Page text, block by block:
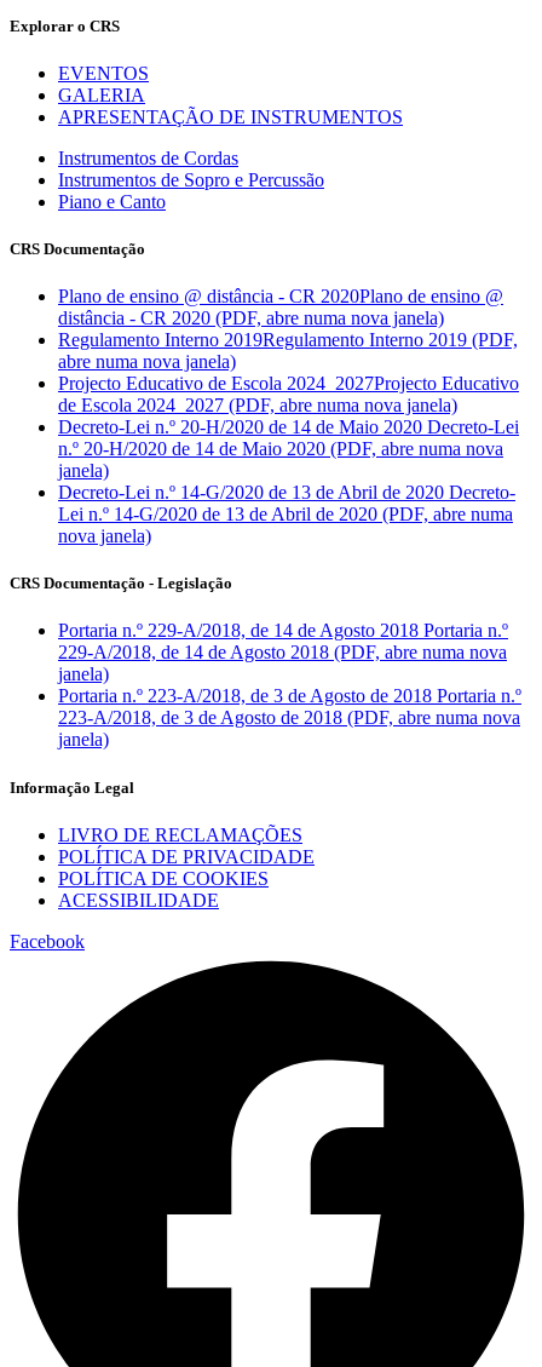
Explorar o CRS
EVENTOS
GALERIA
APRESENTAÇÃO DE INSTRUMENTOS
Instrumentos de Cordas
Instrumentos de Sopro e Percussão
Piano e Canto
CRS Documentação
Plano de ensino @ distância - CR 2020Plano de ensino @
distância - CR 2020 (PDF, abre numa nova janela)
Regulamento Interno 2019Regulamento Interno 2019 (PDF,
abre numa nova janela)
Projecto Educativo de Escola 2024_2027Projecto Educativo
de Escola 2024_2027 (PDF, abre numa nova janela)
Decreto-Lei n.º 20-H/2020 de 14 de Maio 2020 Decreto-Lei
n.º 20-H/2020 de 14 de Maio 2020 (PDF, abre numa nova
janela)
Decreto-Lei n.º 14-G/2020 de 13 de Abril de 2020 Decreto-
Lei n.º 14-G/2020 de 13 de Abril de 2020 (PDF, abre numa
nova janela)
CRS Documentação - Legislação
Portaria n.º 229-A/2018, de 14 de Agosto 2018 Portaria n.º
229-A/2018, de 14 de Agosto 2018 (PDF, abre numa nova
janela)
Portaria n.º 223-A/2018, de 3 de Agosto de 2018 Portaria n.º
223-A/2018, de 3 de Agosto de 2018 (PDF, abre numa nova
janela)
Informação Legal
LIVRO DE RECLAMAÇÕES
POLÍTICA DE PRIVACIDADE
POLÍTICA DE COOKIES
ACESSIBILIDADE
Facebook